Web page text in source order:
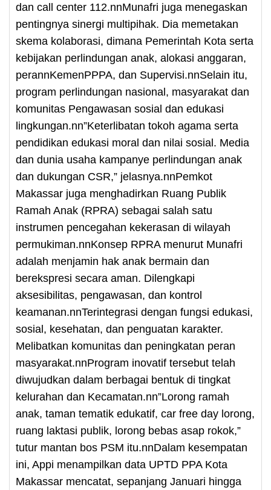
dan call center 112.nnMunafri juga menegaskan
pentingnya sinergi multipihak. Dia memetakan
skema kolaborasi, dimana Pemerintah Kota serta
kebijakan perlindungan anak, alokasi anggaran,
perannKemenPPPA, dan Supervisi.nnSelain itu,
program perlindungan nasional, masyarakat dan
komunitas Pengawasan sosial dan edukasi
lingkungan.nn”Keterlibatan tokoh agama serta
pendidikan edukasi moral dan nilai sosial. Media
dan dunia usaha kampanye perlindungan anak
dan dukungan CSR,” jelasnya.nnPemkot
Makassar juga menghadirkan Ruang Publik
Ramah Anak (RPRA) sebagai salah satu
instrumen pencegahan kekerasan di wilayah
permukiman.nnKonsep RPRA menurut Munafri
adalah menjamin hak anak bermain dan
berekspresi secara aman. Dilengkapi
aksesibilitas, pengawasan, dan kontrol
keamanan.nnTerintegrasi dengan fungsi edukasi,
sosial, kesehatan, dan penguatan karakter.
Melibatkan komunitas dan peningkatan peran
masyarakat.nnProgram inovatif tersebut telah
diwujudkan dalam berbagai bentuk di tingkat
kelurahan dan Kecamatan.nn”Lorong ramah
anak, taman tematik edukatif, car free day lorong,
ruang laktasi publik, lorong bebas asap rokok,”
tutur mantan bos PSM itu.nnDalam kesempatan
ini, Appi menampilkan data UPTD PPA Kota
Makassar mencatat, sepanjang Januari hingga